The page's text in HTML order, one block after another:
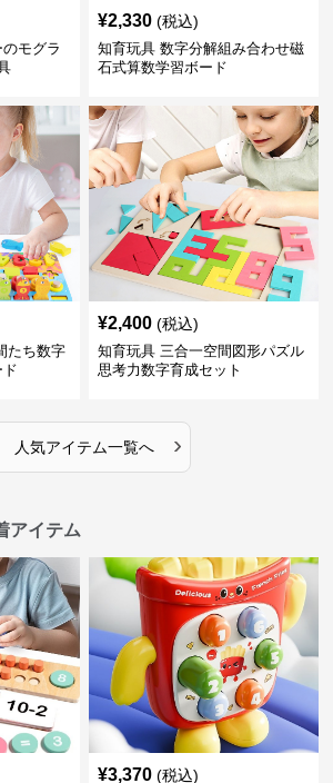
モグラ
¥2,330 (税込)
知育玩具 数字分解組み合わせ磁
石式算数学習ボード
たち数字
¥2,400 (税込)
知育玩具 三合一空間図形パズル
思考力数字育成セット
人気アイテム一覧へ ›
アイテム
¥3,370 (税込)